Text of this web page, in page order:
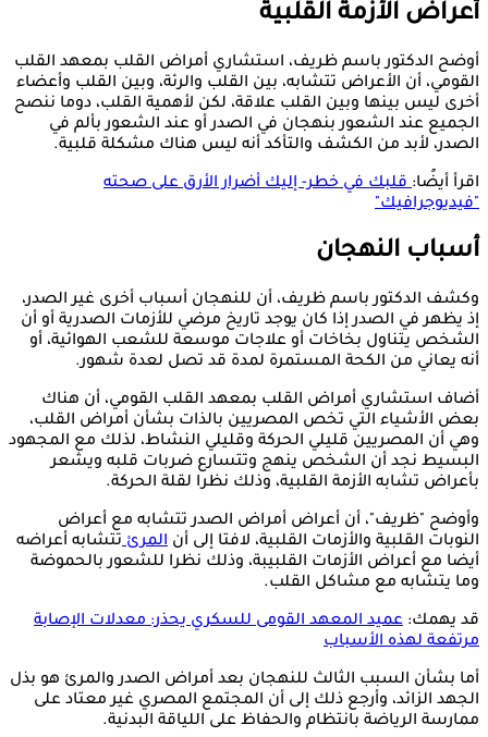
أعراض الأزمة القلبية
أوضح الدكتور باسم ظريف، استشاري أمراض القلب بمعهد القلب
القومي، أن الأعراض تتشابه، بين القلب والرئة، وبين القلب وأعضاء
أخرى ليس بينها وبين القلب علاقة، لكن لأهمية القلب، دوما ننصح
الجميع عند الشعور بنهجان في الصدر أو عند الشعور بألم في
الصدر، لأبد من الكشف والتأكد أنه ليس هناك مشكلة قلبية.
اقرأ أيضًا:قلبك في خطر- إليك أضرار الأرق على صحته
"فيديوجرافيك"
أسباب النهجان
وكشف الدكتور باسم ظريف، أن للنهجان أسباب أخرى غير الصدر،
إذ يظهر في الصدر إذا كان يوجد تاريخ مرضي للأزمات الصدرية أو أن
الشخص يتناول بخاخات أو علاجات موسعة للشعب الهوائية، أو
أنه يعاني من الكحة المستمرة لمدة قد تصل لعدة شهور.
أضاف استشاري أمراض القلب بمعهد القلب القومي، أن هناك
بعض الأشياء التي تخص المصريين بالذات بشأن أمراض القلب،
وهي أن المصريين قليلي الحركة وقليلي النشاط، لذلك مع المجهود
البسيط نجد أن الشخص ينهج وتتسارع ضربات قلبه ويشعر
بأعراض تشابه الأزمة القلبية، وذلك نظرا لقلة الحركة.
وأوضح "ظريف"، أن أعراض أمراض الصدر تتشابه مع أعراض
النوبات القلبية والأزمات القلبية، لافتا إلى أن المرئتتشابه أعراضه
أيضا مع أعراض الأزمات القلبيبة، وذلك نظرا للشعور بالحموضة
وما يتشابه مع مشاكل القلب.
قد يهمك: عميد المعهد القومى للسكري يحذر: معدلات الإصابة
مرتفعة لهذه الأسباب
أما بشأن السبب الثالث للنهجان بعد أمراض الصدر والمرئ هو بذل
الجهد الزائد، وأرجع ذلك إلى أن المجتمع المصري غير معتاد على
ممارسة الرياضة بانتظام والحفاظ على اللياقة البدنية.